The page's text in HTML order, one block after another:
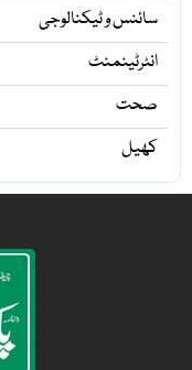
سائنس و ٹیکنالوجی
انٹرٹینمنٹ
صحت
کھیل